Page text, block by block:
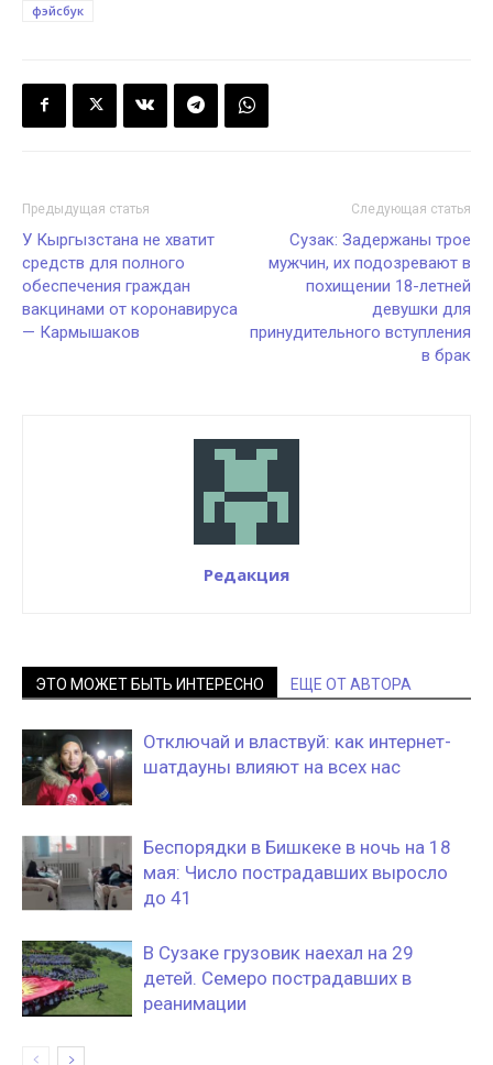
фэйсбук
Предыдущая статья
У Кыргызстана не хватит
средств для полного
обеспечения граждан
вакцинами от коронавируса
— Кармышаков
Следующая статья
Сузак: Задержаны трое
мужчин, их подозревают в
похищении 18-летней
девушки для
принудительного вступления
в брак
Редакция
ЭТО МОЖЕТ БЫТЬ ИНТЕРЕСНО ЕЩЕ ОТ АВТОРА
Отключай и властвуй: как интернет-
шатдауны влияют на всех нас
Беспорядки в Бишкеке в ночь на 18
мая: Число пострадавших выросло
до 41
В Сузаке грузовик наехал на 29
детей. Семеро пострадавших в
реанимации